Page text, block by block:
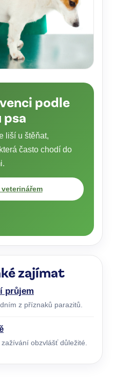
podle
psa
liší u štěňat,
často chodí do
zajímat
průjem
z příznaků parazitů.
obzvlášť důležité.